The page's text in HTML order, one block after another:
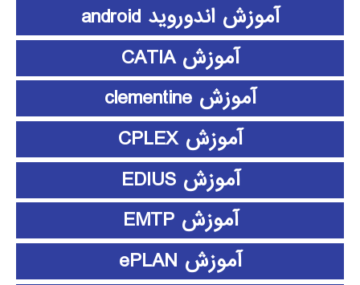
آموزش اندوروید android
آموزش CATIA
آموزش clementine
آموزش CPLEX
آموزش EDIUS
آموزش EMTP
آموزش ePLAN